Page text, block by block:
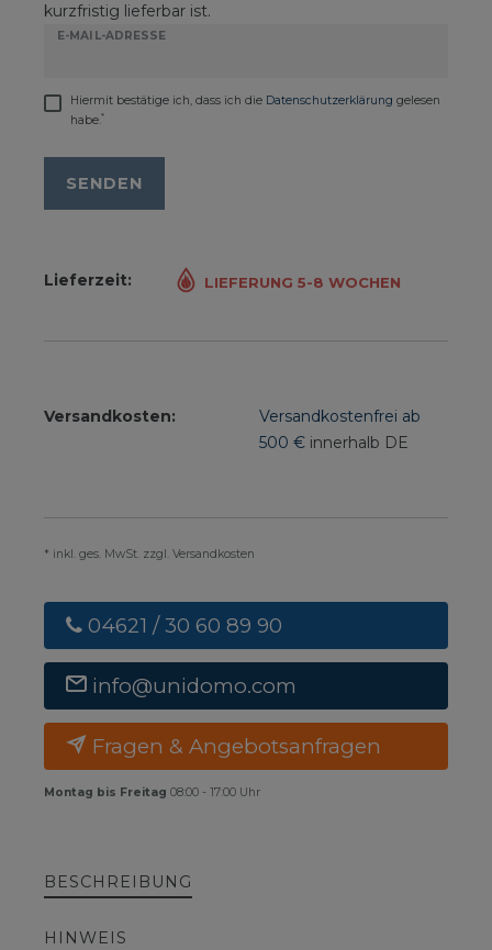
kurzfristig lieferbar ist.
E-MAIL-ADRESSE
Hiermit bestätige ich, dass ich die Daten­schutz­erklärung gelesen
habe.*
SENDEN
Lieferzeit: LIEFERUNG 5-8 WOCHEN
Versandkosten:
Versandkostenfrei ab
500 € innerhalb DE
* inkl. ges. MwSt. zzgl. Versandkosten
04621 / 30 60 89 90
info@unidomo.com
Fragen & Angebotsanfragen
Montag bis Freitag 08:00 - 17:00 Uhr
BESCHREIBUNG
HINWEIS